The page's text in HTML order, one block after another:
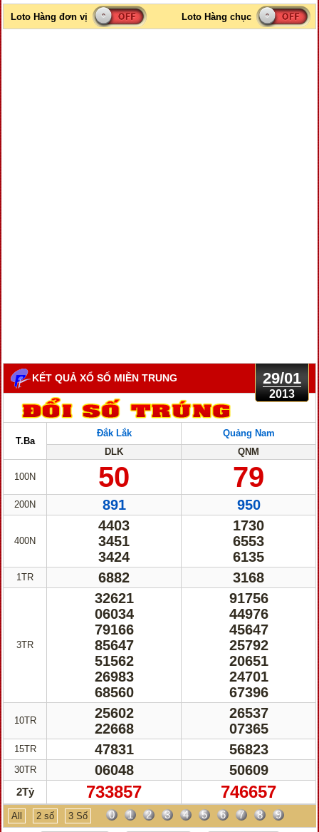
KẾT QUẢ XỔ SỐ MIỀN TRUNG 29/01
2013
T.Ba
100N
200N
400N
1TR
3TR
10TR
15TR
30TR
2Tỷ
Đắk Lắk
DLK
50
891
4403
3451
3424
6882
32621
06034
79166
85647
51562
26983
68560
25602
22668
47831
06048
733857
Quảng Nam
QNM
79
950
1730
6553
6135
3168
91756
44976
45647
25792
20651
24701
67396
26537
07365
56823
50609
746657
All 2 số 3 Số 0 1 2 3 4 5 6 7 8 9